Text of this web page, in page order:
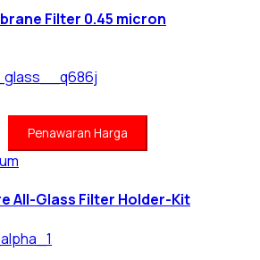
Filter 0.45 micron
Penawaran Harga
All-Glass Filter Holder-Kit